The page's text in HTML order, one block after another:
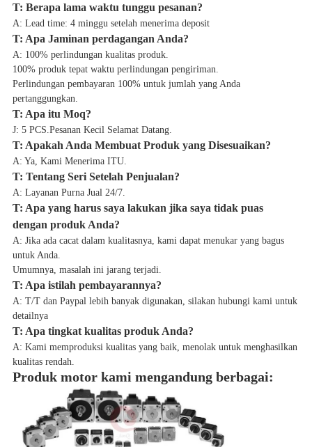
T: Berapa lama waktu tunggu pesanan?
A: Lead time: 4 minggu setelah menerima deposit
T: Apa Jaminan perdagangan Anda?
A: 100% perlindungan kualitas produk.
100% produk tepat waktu perlindungan pengiriman.
Perlindungan pembayaran 100% untuk jumlah yang Anda
pertanggungkan.
T: Apa itu Moq?
J: 5 PCS.Pesanan Kecil Selamat Datang.
T: Apakah Anda Membuat Produk yang Disesuaikan?
A: Ya, Kami Menerima ITU.
T: Tentang Seri Setelah Penjualan?
A: Layanan Purna Jual 24/7.
T: Apa yang harus saya lakukan jika saya tidak puas
dengan produk Anda?
A: Jika ada cacat dalam kualitasnya, kami dapat menukar yang bagus
untuk Anda.
Umumnya, masalah ini jarang terjadi.
T: Apa istilah pembayarannya?
A: T/T dan Paypal lebih banyak digunakan, silakan hubungi kami untuk
detailnya
T: Apa tingkat kualitas produk Anda?
A: Kami memproduksi kualitas yang baik, menolak untuk menghasilkan
kualitas rendah.
Produk motor kami mengandung berbagai: